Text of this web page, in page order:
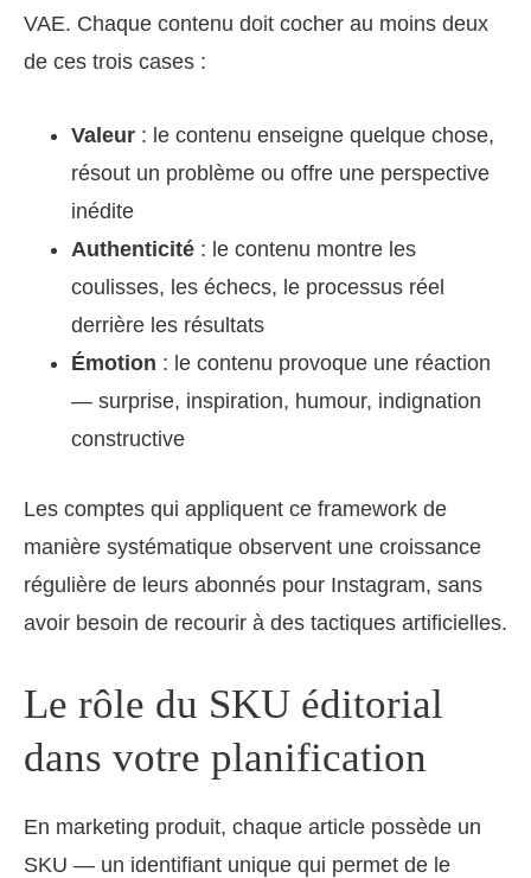
VAE. Chaque contenu doit cocher au moins deux
de ces trois cases :
Valeur : le contenu enseigne quelque chose,
résout un problème ou offre une perspective
inédite
Authenticité : le contenu montre les
coulisses, les échecs, le processus réel
derrière les résultats
Émotion : le contenu provoque une réaction
— surprise, inspiration, humour, indignation
constructive
Les comptes qui appliquent ce framework de
manière systématique observent une croissance
régulière de leurs abonnés pour Instagram, sans
avoir besoin de recourir à des tactiques artificielles.
Le rôle du SKU éditorial
dans votre planification
En marketing produit, chaque article possède un
SKU — un identifiant unique qui permet de le